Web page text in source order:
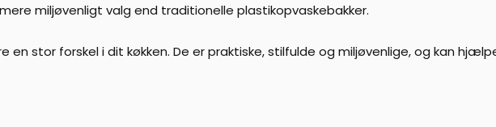
miljøvenligt valg end traditionelle plastikopvaskebakker.
en stor forskel i dit køkken. De er praktiske, stilfulde og miljøvenlige, og kan